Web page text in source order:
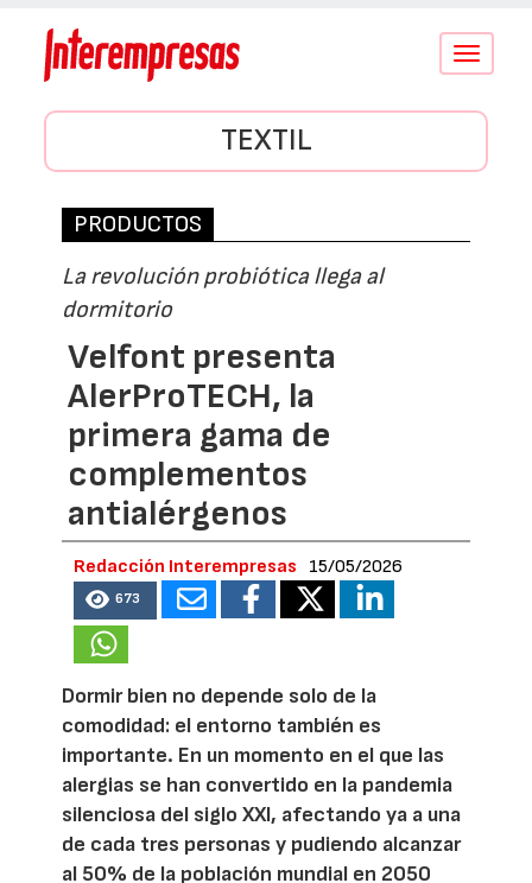
Conmutar
TEXTIL
PRODUCTOS
La revolución probiótica llega al
dormitorio
Velfont presenta
AlerProTECH, la
primera gama de
complementos
antialérgenos
Redacción Interempresas 15/05/2026
673
Dormir bien no depende solo de la
comodidad: el entorno también es
importante. En un momento en el que las
alergias se han convertido en la pandemia
silenciosa del siglo XXI, afectando ya a una
de cada tres personas y pudiendo alcanzar
al 50% de la población mundial en 2050